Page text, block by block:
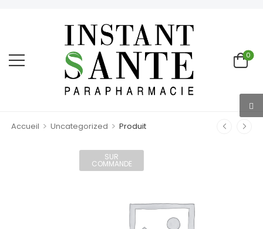
0
Accueil > Uncategorized > Produit
SUR
COMMANDE